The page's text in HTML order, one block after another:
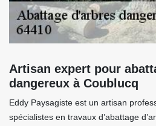
Artisan expert pour
dangereux à Coublucq
Eddy Paysagiste est un artisan
spécialistes en travaux d’abattage